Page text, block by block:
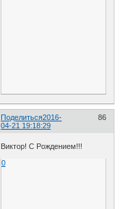
Поделиться 86
2016-
04-21 19:18:29
Виктор! С Рождением!!!
0